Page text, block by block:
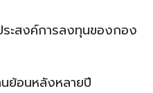
ะสงค์การลงทุนของกอง
ย้อนหลังหลายปี